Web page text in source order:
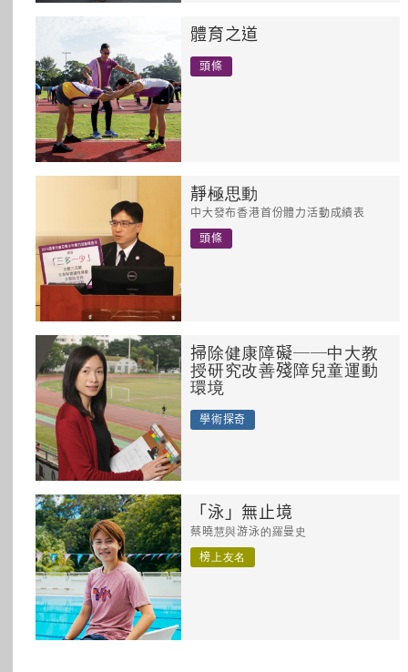
體育之道
頭條
靜極思動
中大發布香港首份體力活動成績表
頭條
掃除健康障礙──中大教
授研究改善殘障兒童運動
環境
學術探奇
「泳」無止境
蔡曉慧與游泳的羅曼史
榜上友名